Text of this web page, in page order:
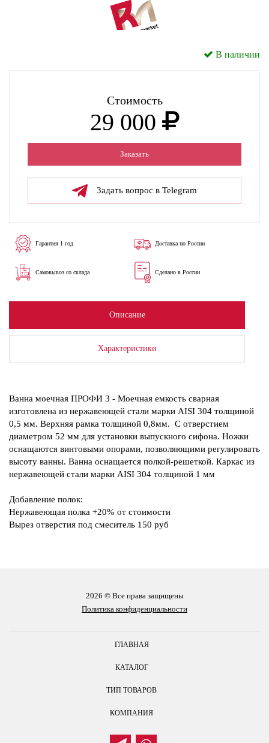
В наличии
Стоимость
29 000
Заказать
Задать вопрос в Telegram
Гарантия 1 год Доставка по России
Самовывоз со склада Сделано в России
Описание
Характеристики
Ванна моечная ПРОФИ 3 - Моечная емкость сварная
изготовлена из нержавеющей стали марки AISI 304 толщиной
0,5 мм. Верхняя рамка толщиной 0,8мм. С отверстием
диаметром 52 мм для установки выпускного сифона. Ножки
оснащаются винтовыми опорами, позволяющими регулировать
высоту ванны. Ванна оснащается полкой-решеткой. Каркас из
нержавеющей стали марки AISI 304 толщиной 1 мм
Добавление полок:
Нержавеющая полка +20% от стоимости
Вырез отверстия под смеситель 150 руб
2026 © Все права защищены
Политика конфиденциальности
ГЛАВНАЯ
КАТАЛОГ
ТИП ТОВАРОВ
КОМПАНИЯ